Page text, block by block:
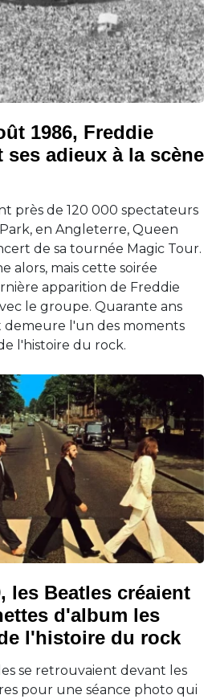
1986, Freddie
ses adieux à la scène
près de 120 000 spectateurs
en Angleterre, Queen
de sa tournée Magic Tour.
alors, mais cette soirée
apparition de Freddie
le groupe. Quarante ans
demeure l'un des moments
l'histoire du rock.
les Beatles créaient
d'album les
l'histoire du rock
se retrouvaient devant les
pour une séance photo qui